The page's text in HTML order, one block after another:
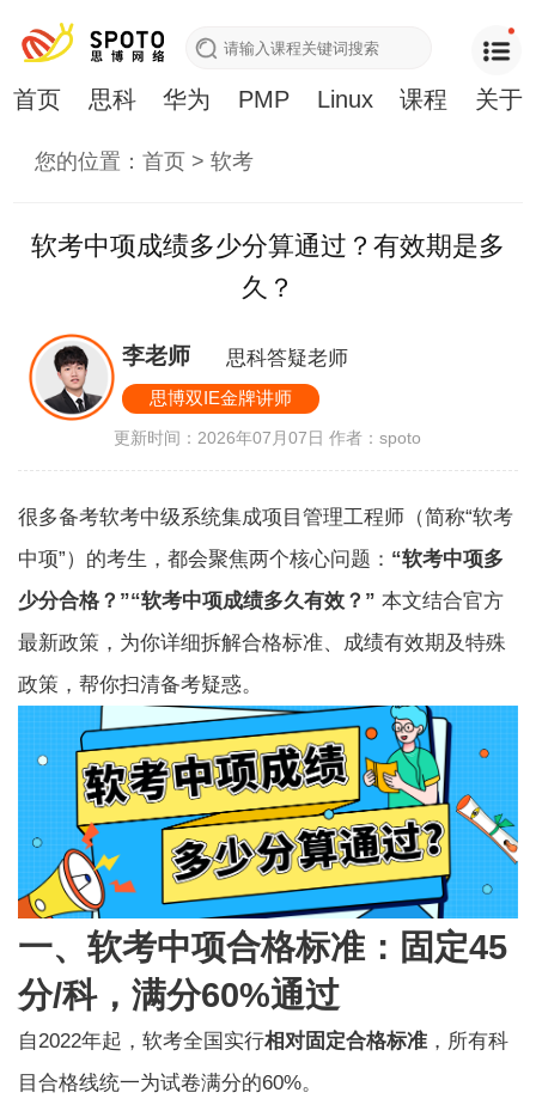
首页 思科 华为 PMP Linux 课程 关于
您的位置：首页 >软考
软考中项成绩多少分算通过？有效期是多
久？
李老师 思科答疑老师
思博双IE金牌讲师
更新时间：2026年07月07日作者：spoto
很多备考软考中级系统集成项目管理工程师（简称“软考
中项”）的考生，都会聚焦两个核心问题： “软考中项多
少分合格？”“软考中项成绩多久有效？” 本文结合官方
最新政策，为你详细拆解合格标准、成绩有效期及特殊
政策，帮你扫清备考疑惑。
一、软考中项合格标准：固定45
分/科，满分60%通过
自2022年起，软考全国实行相对固定合格标准 ，所有科
目合格线统一为试卷满分的60%。